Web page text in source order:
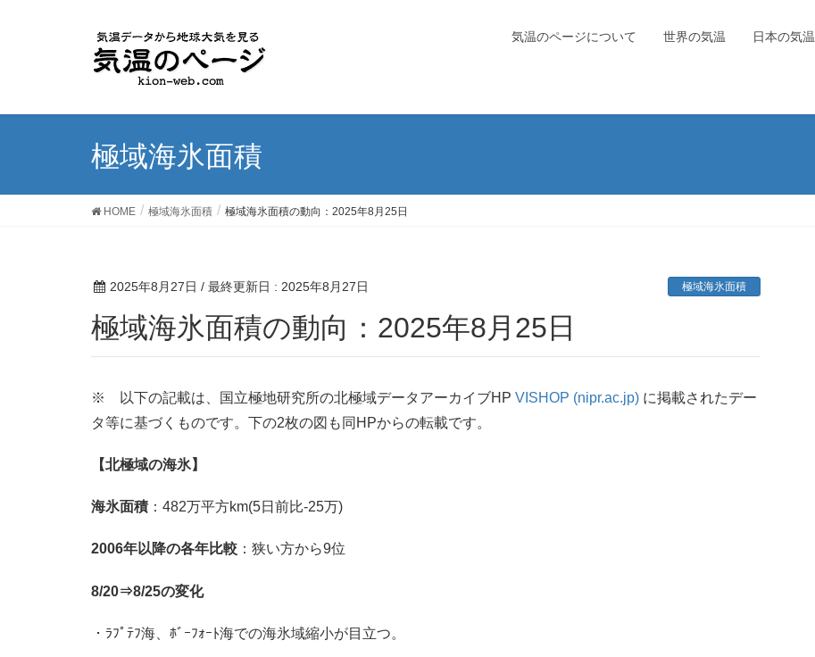
気温のページについて 世界の気温 日本の気温
極域海氷面積
HOME 極域海氷面積 極域海氷面積の動向：2025年8月25日
2025年8月27日 / 最終更新日 : 2025年8月27日 極域海氷面積
極域海氷面積の動向：2025年8月25日
※ 以下の記載は、国立極地研究所の北極域データアーカイブHP VISHOP (nipr.ac.jp) に掲載されたデー
タ等に基づくものです。下の2枚の図も同HPからの転載です。
【北極域の海氷】
海氷面積 ：482万平方km(5日前比-25万)
2006年以降の各年比較 ：狭い方から9位
8/20⇒8/25の変化
・ﾗﾌﾟﾃﾌ海、ﾎﾞｰﾌｫｰﾄ海での海氷域縮小が目立つ。